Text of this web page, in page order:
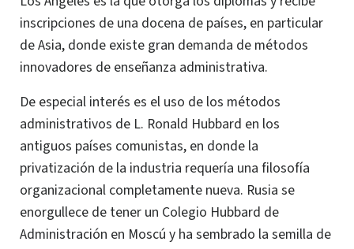
inscripciones de una docena de países, en particular
de Asia, donde existe gran demanda de métodos
innovadores de enseñanza administrativa.
De especial interés es el uso de los métodos
administrativos de L. Ronald Hubbard en los
antiguos países comunistas, en donde la
privatización de la industria requería una filosofía
organizacional completamente nueva. Rusia se
enorgullece de tener un Colegio Hubbard de
Administración en Moscú y ha sembrado la semilla de